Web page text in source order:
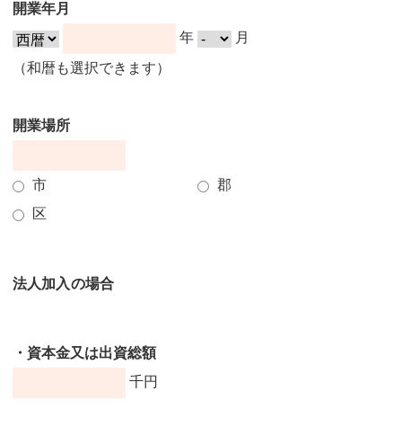
開業年月
年
月
（和暦も選択できます）
開業場所
市
郡
区
法人加入の場合
・資本金又は出資総額
千円